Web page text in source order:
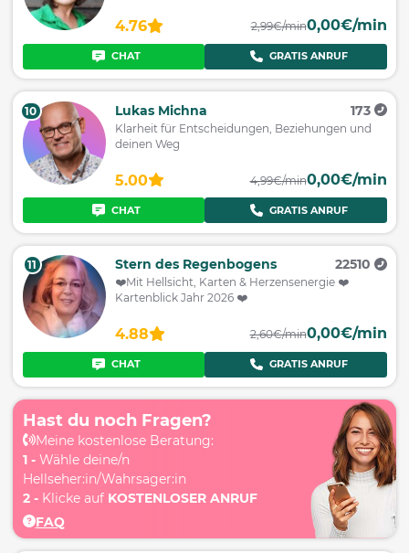
Hast du noch Fragen?
Meine kostenlose Beratung:
1 -Wähle deine/n
Hellseher:in/Wahrsager:in
2 -Klicke auf KOSTENLOSER ANRUF
FAQ
4.76 2,99€/min0,00€/min
CHAT GRATIS ANRUF
10 Lukas Michna 173
Klarheit für Entscheidungen, Beziehungen und
deinen Weg
5.00 4,99€/min0,00€/min
CHAT GRATIS ANRUF
11 Stern des Regenbogens 22510
❤️Mit Hellsicht, Karten & Herzensenergie ❤️
Kartenblick Jahr 2026 ❤️
4.88 2,60€/min0,00€/min
CHAT GRATIS ANRUF